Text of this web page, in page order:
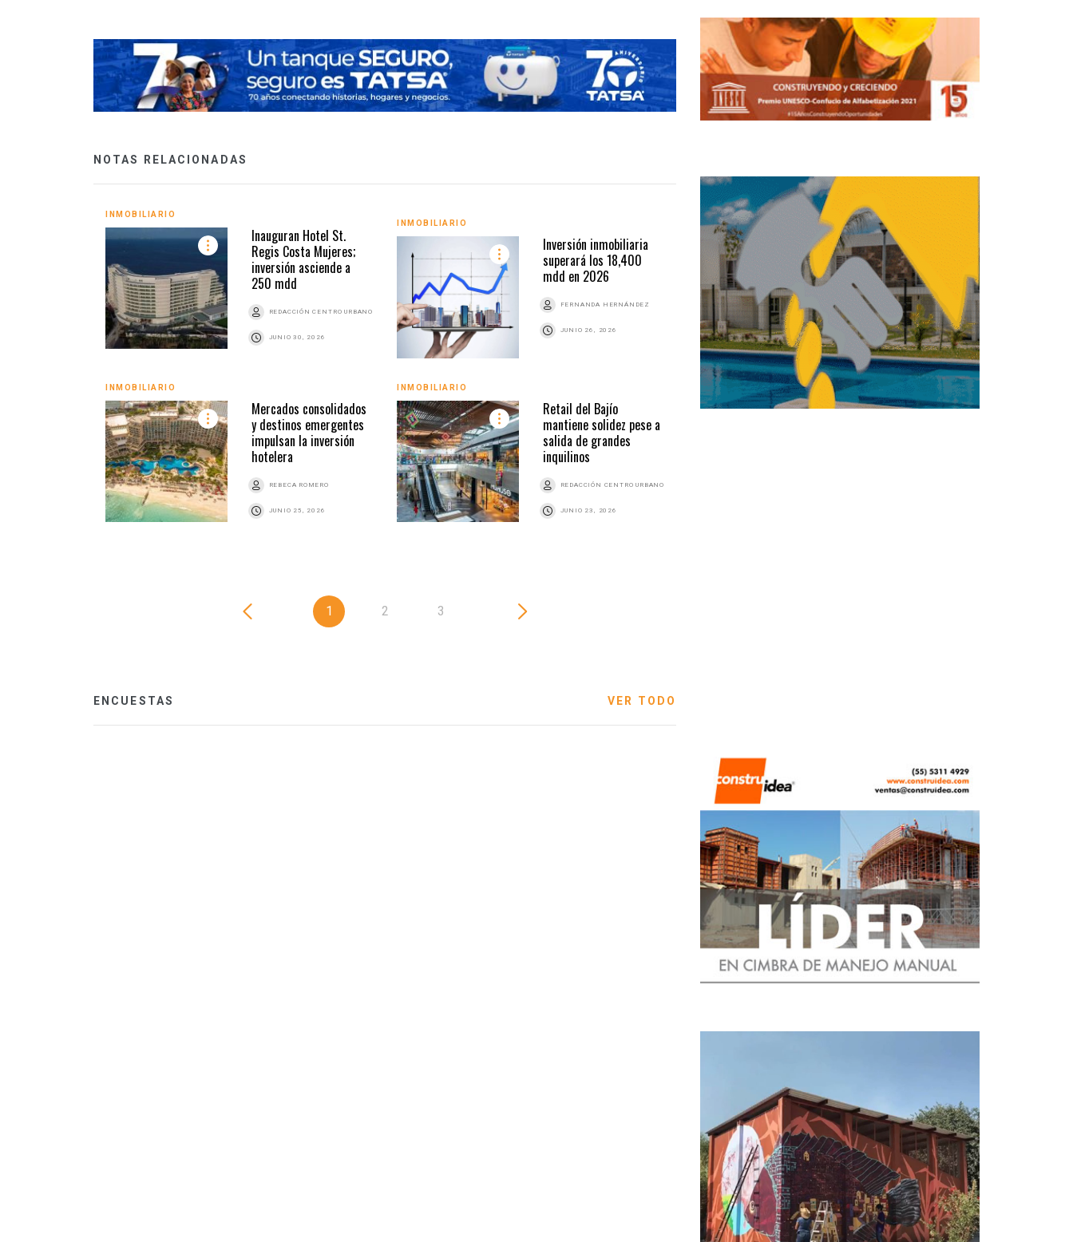
NOTAS RELACIONADAS
INMOBILIARIO
Inauguran Hotel St.
Regis Costa Mujeres;
inversión asciende a
250 mdd
REDACCIÓN CENTRO URBANO
JUNIO 30, 2026
INMOBILIARIO
Inversión inmobiliaria
superará los 18,400
mdd en 2026
FERNANDA HERNÁNDEZ
JUNIO 26, 2026
INMOBILIARIO
Mercados consolidados
y destinos emergentes
impulsan la inversión
hotelera
REBECA ROMERO
JUNIO 25, 2026
INMOBILIARIO
Retail del Bajío
mantiene solidez pese a
salida de grandes
inquilinos
REDACCIÓN CENTRO URBANO
JUNIO 23, 2026
INMOBILIARIO
Edomex proyecta
derrama cercana a
8,000 mdp por el
Mundial 2026
REDACCIÓN CENTRO URBANO
JUNIO 4, 2026
INMOBILIARIO
Tren Interurbano detona
1 2 3
ENCUESTAS VER TODO